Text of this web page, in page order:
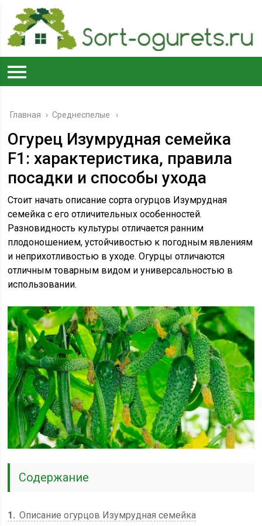
Главная › Среднеспелые
Огурец Изумрудная семейка
F1: характеристика, правила
посадки и способы ухода
Стоит начать описание сорта огурцов Изумрудная
семейка с его отличительных особенностей.
Разновидность культуры отличается ранним
плодоношением, устойчивостью к погодным явлениям
и неприхотливостью в уходе. Огурцы отличаются
отличным товарным видом и универсальностью в
использовании.
Содержание
1
Описание огурцов Изумрудная семейка